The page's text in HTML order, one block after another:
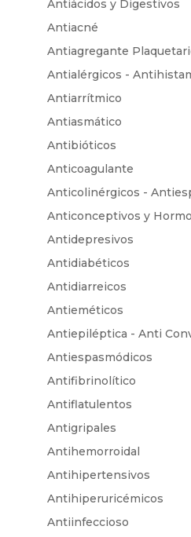
Antiácidos y Digestivos
Antiacné
Antiagregante
Antialérgicos -
Antiarrítmico
Antiasmático
Antibióticos
Anticoagulante
Anticolinérgicos -
Anticonceptivos y
Antidepresivos
Antidiabéticos
Antidiarreicos
Antieméticos
Antiepiléptica - Anti
Antiespasmódicos
Antifibrinolítico
Antiflatulentos
Antigripales
Antihemorroidal
Antihipertensivos
Antihiperuricémicos
Antiinfeccioso